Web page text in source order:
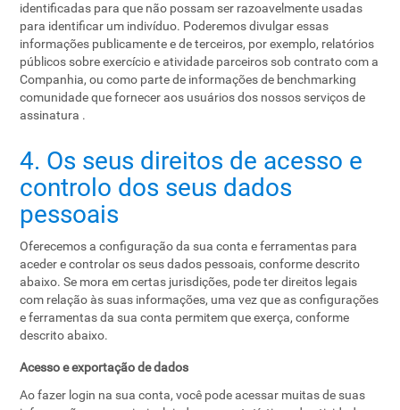
identificadas para que não possam ser razoavelmente usadas
para identificar um indivíduo. Poderemos divulgar essas
informações publicamente e de terceiros, por exemplo, relatórios
públicos sobre exercício e atividade parceiros sob contrato com a
Companhia, ou como parte de informações de benchmarking
comunidade que fornecer aos usuários dos nossos serviços de
assinatura .
4. Os seus direitos de acesso e
controlo dos seus dados
pessoais
Oferecemos a configuração da sua conta e ferramentas para
aceder e controlar os seus dados pessoais, conforme descrito
abaixo. Se mora em certas jurisdições, pode ter direitos legais
com relação às suas informações, uma vez que as configurações
e ferramentas da sua conta permitem que exerça, conforme
descrito abaixo.
Acesso e exportação de dados
Ao fazer login na sua conta, você pode acessar muitas de suas